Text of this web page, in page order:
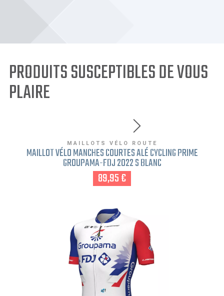
PRODUITS SUSCEPTIBLES DE VOUS
PLAIRE
MAILLOTS VÉLO ROUTE
MAILLOT VÉLO MANCHES COURTES ALÉ CYCLING PRIME
GROUPAMA-FDJ 2022 S BLANC
89,95 €